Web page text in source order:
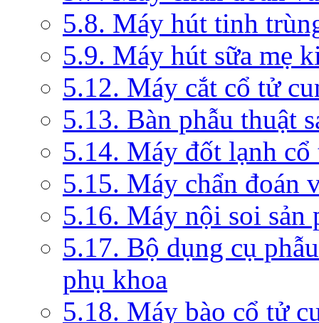
5.8. Máy hút tinh
5.9. Máy hút sữa mẹ
5.12. Máy cắt cổ tử
5.13. Bàn phẫu thuật
5.14. Máy đốt lạnh
5.15. Máy chẩn đoán
5.16. Máy nội soi sản
5.17. Bộ dụng cụ
phụ khoa
5.18. Máy bào cổ tử